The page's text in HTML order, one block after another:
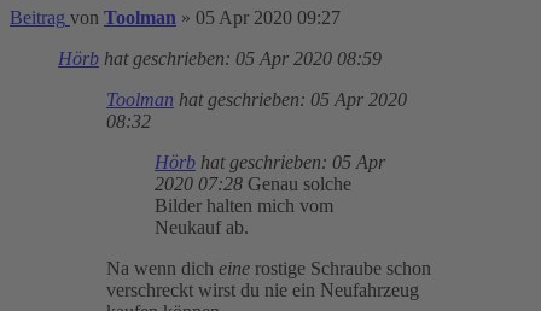
Beitrag von Toolman » 05 Apr 2020 09:27
Hörb hat geschrieben: 05 Apr 2020 08:59
Toolman hat geschrieben: 05 Apr 2020
08:32
Hörb hat geschrieben: 05 Apr
2020 07:28 Genau solche
Bilder halten mich vom
Neukauf ab.
Na wenn dich eine rostige Schraube schon
verschreckt wirst du nie ein Neufahrzeug